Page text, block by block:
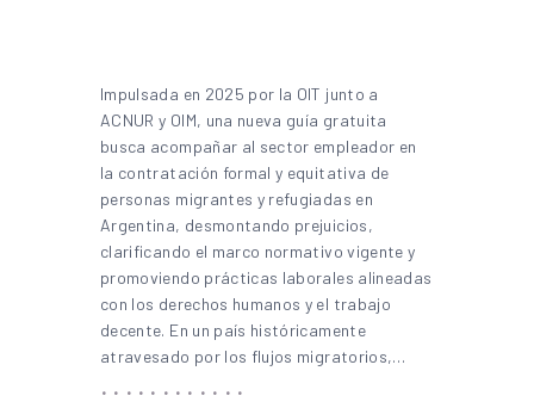
Impulsada en 2025 por la OIT junto a
ACNUR y OIM, una nueva guía gratuita
busca acompañar al sector empleador en
la contratación formal y equitativa de
personas migrantes y refugiadas en
Argentina, desmontando prejuicios,
clarificando el marco normativo vigente y
promoviendo prácticas laborales alineadas
con los derechos humanos y el trabajo
decente. En un país históricamente
atravesado por los flujos migratorios,…